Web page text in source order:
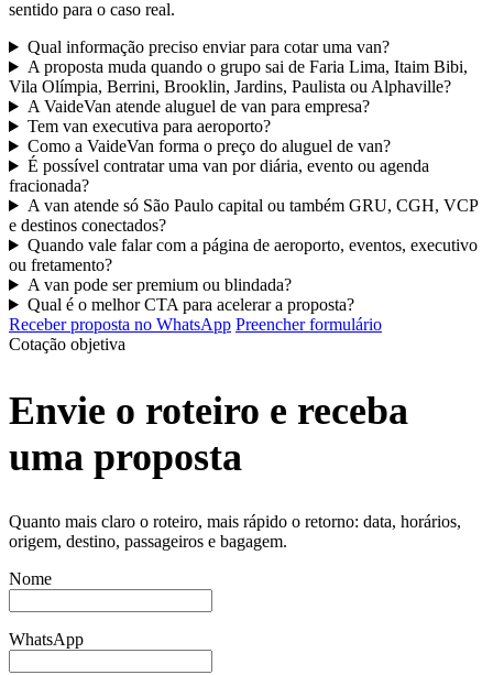
sentido para o caso real.
Qual informação preciso enviar para cotar uma van?
A proposta muda quando o grupo sai de Faria Lima, Itaim Bibi,
Vila Olímpia, Berrini, Brooklin, Jardins, Paulista ou Alphaville?
A VaideVan atende aluguel de van para empresa?
Tem van executiva para aeroporto?
Como a VaideVan forma o preço do aluguel de van?
É possível contratar uma van por diária, evento ou agenda
fracionada?
A van atende só São Paulo capital ou também GRU, CGH, VCP
e destinos conectados?
Quando vale falar com a página de aeroporto, eventos, executivo
ou fretamento?
A van pode ser premium ou blindada?
Qual é o melhor CTA para acelerar a proposta?
Receber proposta no WhatsApp Preencher formulário
Cotação objetiva
Envie o roteiro e receba
uma proposta
Quanto mais claro o roteiro, mais rápido o retorno: data, horários,
origem, destino, passageiros e bagagem.
Nome
WhatsApp